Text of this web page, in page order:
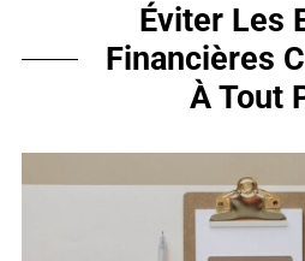
Éviter Les
Financières
À Tout